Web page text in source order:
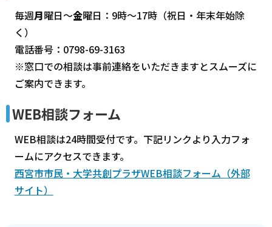
毎週月曜日～金曜日：9時～17時（祝日・年末年始除
く）
電話番号：0798-69-3163
※窓口での相談は事前連絡をいただきますとスムーズに
ご案内できます。
WEB相談フォーム
WEB相談は24時間受付です。下記リンクより入力フォ
ームにアクセスできます。
西宮市市民・大学共創プラザWEB相談フォーム（外部
サイト）